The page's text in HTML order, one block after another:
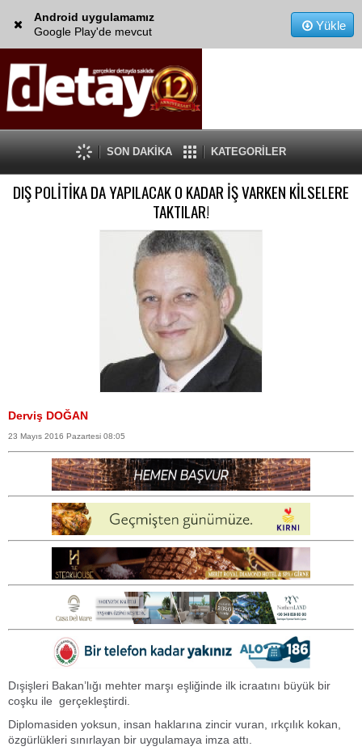
Android uygulamamız
Google Play'de mevcut
Yükle
SON DAKİKA KATEGORİLER
DIŞ POLİTİKA DA YAPILACAK O KADAR İŞ VARKEN KİLSELERE
TAKTILAR!
Derviş DOĞAN
23 Mayıs 2016 Pazartesi 08:05
Dışişleri Bakan’lığı mehter marşı eşliğinde ilk icraatını büyük bir
coşku ile gerçekleştirdi.
Diplomasiden yoksun, insan haklarına zincir vuran, ırkçılık kokan,
özgürlükleri sınırlayan bir uygulamaya imza attı.